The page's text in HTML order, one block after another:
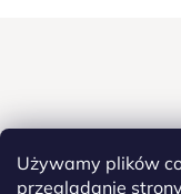
Używamy plików
przeglądanie